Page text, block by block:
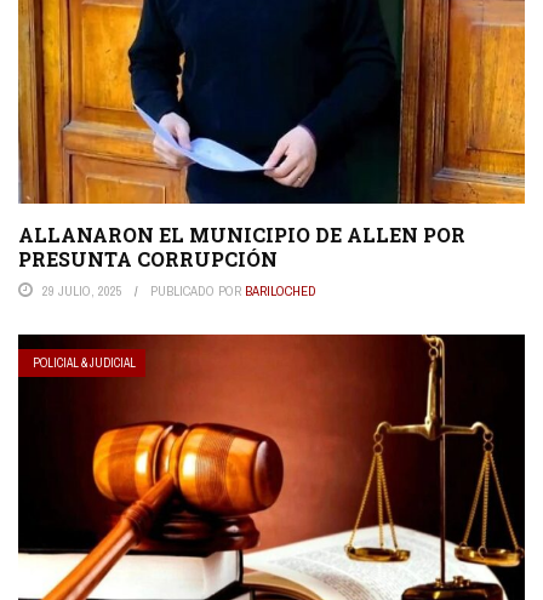
ALLANARON EL MUNICIPIO DE ALLEN POR
PRESUNTA CORRUPCIÓN
29 JULIO, 2025 PUBLICADO POR BARILOCHED
POLICIAL & JUDICIAL